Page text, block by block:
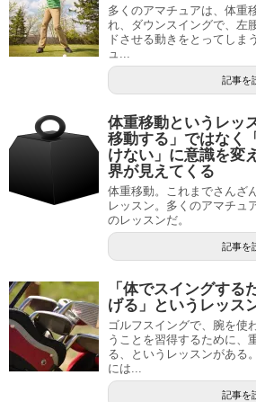
多くのアマチュアは、体重
れ、ダウンスイングで、左
ドさせる動きをとってしま
ュ...
記事を
体重移動というレッ
移動する」ではなく
けない」に意識を変
界が見えてくる
体重移動。これまでさんざ
レッスン。多くのアマチュ
のレッスンだ。
記事を
「体でスイングする
げる」というレッス
ゴルフスイングで、腕を使
うことを習得するために、
る、というレッスンがある
には...
記事を